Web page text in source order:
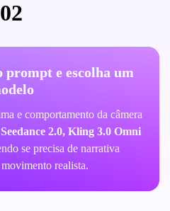
02
prompt e escolha um
e comportamento da câmera
Seedance 2.0, Kling 3.0 Omni
se precisa de narrativa
realista.